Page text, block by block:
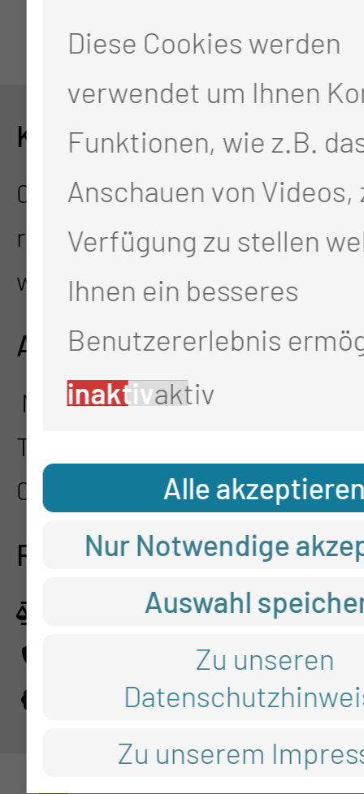
KONTAKT
0355 46-3860
research@mul-ct.de
www.mul-trs.de
ADRESSE
Medizinischen Universität
Thiemstr. 111
03048 Cottbus
RECHTLICHES
Impressum
Cookie-Einstellungen
Diese Cookies werden
verwendet um Ihnen
Funktionen, wie z.B.
Anschauen von Videos,
Verfügung zu stellen
Ihnen ein besseres
Benutzererlebnis
inaktivaktiv
Alle
Nur Notwendige
Auswahl
Zu unseren
Zu unserem